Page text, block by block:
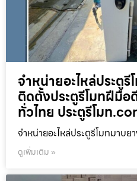
จำหน่ายอะไหล่ประตู
ติดตั้งประตูรีโมทฝีมือ
ทั่วไทย ประตูรีโมท
จำหน่ายอะไหล่ประตูรีโมทมาบ
ดูเพิ่มเติม »